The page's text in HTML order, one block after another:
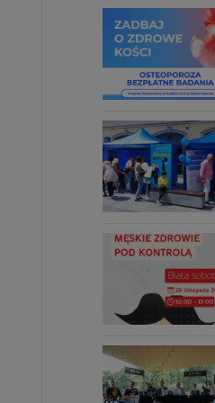
Aby
i ich
gdy
do